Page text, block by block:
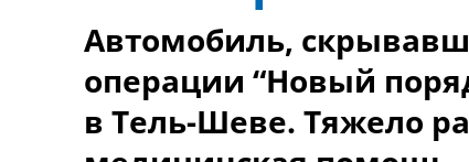
Автомобиль,
операции “Новый
в Тель-Шеве. Тяжело